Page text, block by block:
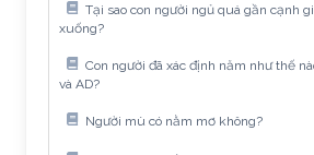
Tại sao con người ngủ quá gần cạnh
xuống?
Con người đã xác định năm như thế
và AD?
Người mù có nằm mơ không?